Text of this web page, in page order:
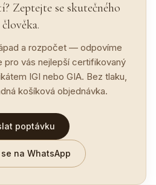
Zeptejte se skutečného
člověka.
a rozpočet — odpovíme
pro vás nejlepší certifikovaný
IGI nebo GIA. Bez tlaku,
košíková objednávka.
poptávku
na WhatsApp